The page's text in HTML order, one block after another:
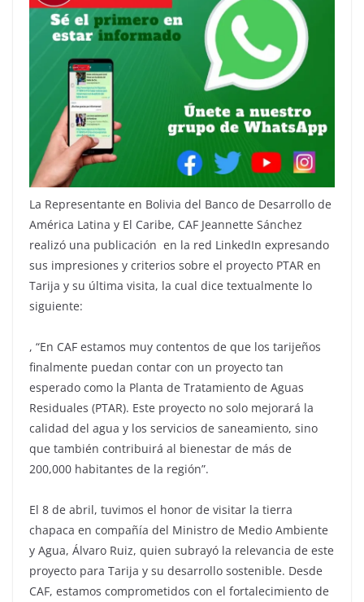
La Representante en Bolivia del Banco de Desarrollo de
América Latina y El Caribe, CAF Jeannette Sánchez
realizó una publicación en la red LinkedIn expresando
sus impresiones y criterios sobre el proyecto PTAR en
Tarija y su última visita, la cual dice textualmente lo
siguiente:
, “En CAF estamos muy contentos de que los tarijeños
finalmente puedan contar con un proyecto tan
esperado como la Planta de Tratamiento de Aguas
Residuales (PTAR). Este proyecto no solo mejorará la
calidad del agua y los servicios de saneamiento, sino
que también contribuirá al bienestar de más de
200,000 habitantes de la región”.
El 8 de abril, tuvimos el honor de visitar la tierra
chapaca en compañía del Ministro de Medio Ambiente
y Agua, Álvaro Ruiz, quien subrayó la relevancia de este
proyecto para Tarija y su desarrollo sostenible. Desde
CAF, estamos comprometidos con el fortalecimiento de